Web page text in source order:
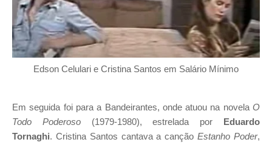
Edson Celulari e Cristina Santos em Salário Mínimo
Em seguida foi para a Bandeirantes, onde atuou na novela O
Todo Poderoso(1979-1980), estrelada por
Eduardo
Tornaghi. Cristina Santos cantava a cançãoEstanho Poder,